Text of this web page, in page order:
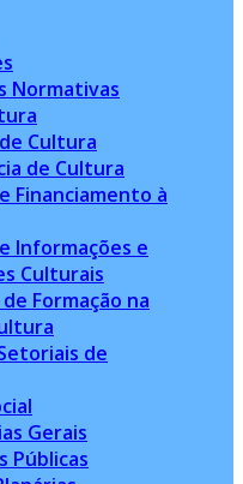
Normativas
Cultura
de Cultura
Financiamento à
Informações e
Culturais
Formação na
de
Gerais
Públicas